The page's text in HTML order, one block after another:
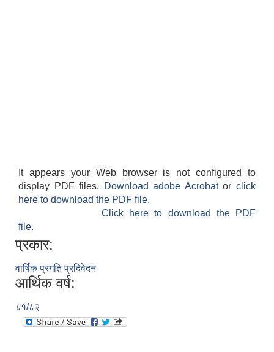
It appears your Web browser is not configured to
display PDF files.
Download adobe Acrobatorclick
here to download the PDF file.
Click here to download the PDF
file.
प्रकार:
वार्षिक प्रगति प्रदिवेदन
आर्थिक वर्ष:
८१/८२